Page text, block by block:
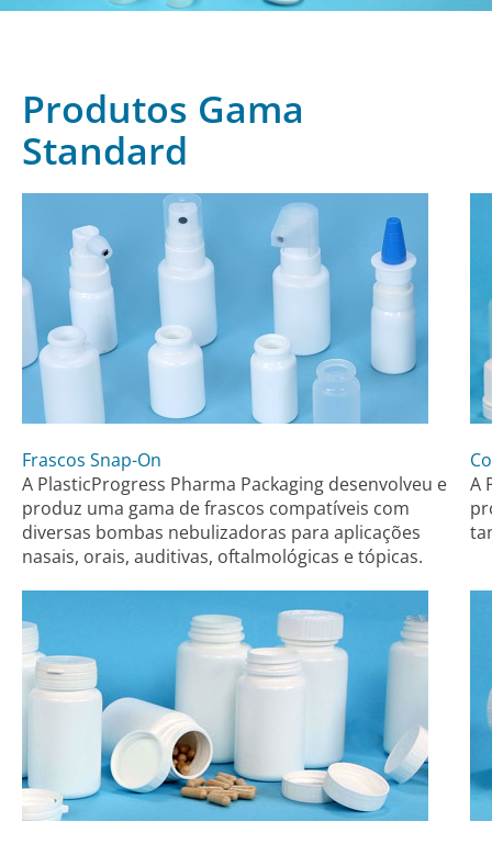
Produtos Gama
Standard
Frascos Snap-On
A PlasticProgress Pharma Packaging desenvolveu e
produz uma gama de frascos compatíveis com
diversas bombas nebulizadoras para aplicações
nasais, orais, auditivas, oftalmológicas e tópicas.
A